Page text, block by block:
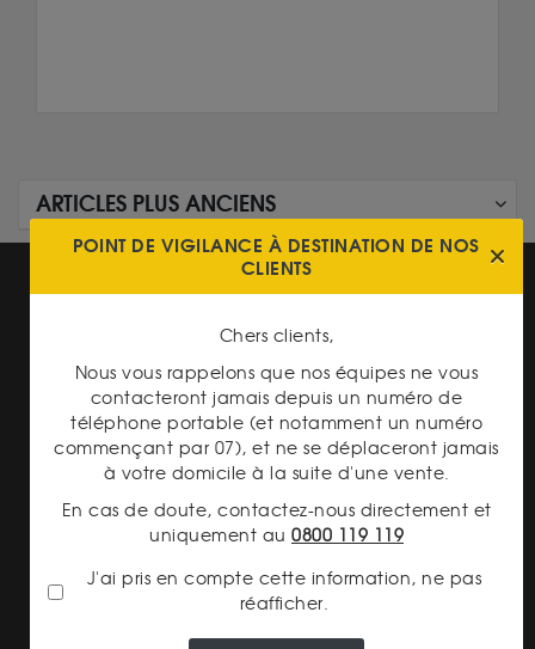
ARTICLES PLUS ANCIENS
LIVRAISON ASSURÉE
PAIEMENT SECURISÉ
POINT DE VIGILANCE À DESTINATION DE NOS
CLIENTS
Chers clients,
Nous vous rappelons que nos équipes ne vous
contacteront jamais depuis un numéro de
téléphone portable (et notamment un numéro
commençant par 07), et ne se déplaceront jamais
à votre domicile à la suite d'une vente.
En cas de doute, contactez-nous directement et
uniquement au 0800 119 119
J'ai pris en compte cette information, ne pas
réafficher.